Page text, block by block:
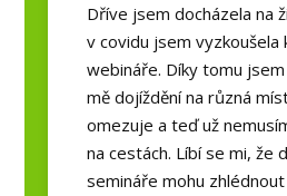
Dříve jsem docházela na
v covidu jsem vyzkoušela
webináře. Díky tomu
mě dojíždění na různá
omezuje a teď už
na cestách. Líbí se mi, že
semináře mohu